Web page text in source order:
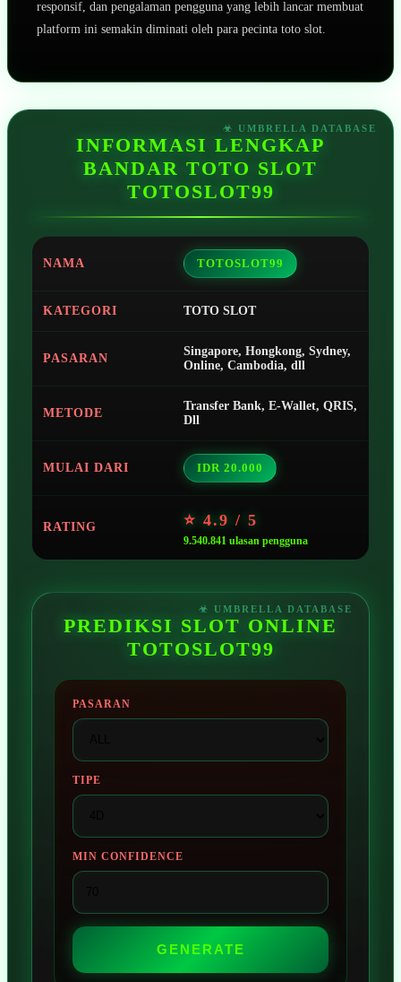
responsif, dan pengalaman pengguna yang lebih lancar membuat
platform ini semakin diminati oleh para pecinta toto slot.
INFORMASI LENGKAP
BANDAR TOTO SLOT
TOTOSLOT99
NAMA TOTOSLOT99
KATEGORI TOTO SLOT
PASARAN
Singapore, Hongkong, Sydney,
Online, Cambodia, dll
METODE
Transfer Bank, E-Wallet, QRIS,
Dll
MULAI DARI IDR 20.000
RATING ⭐ 4.9 / 5
9.540.841 ulasan pengguna
PREDIKSI SLOT ONLINE
TOTOSLOT99
PASARAN
TIPE
MIN CONFIDENCE
GENERATE